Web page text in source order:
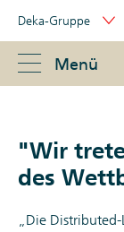
Links
Navigation
Portal
Navigation
Deka-Gruppe
Menü
"Wir
des
„Die